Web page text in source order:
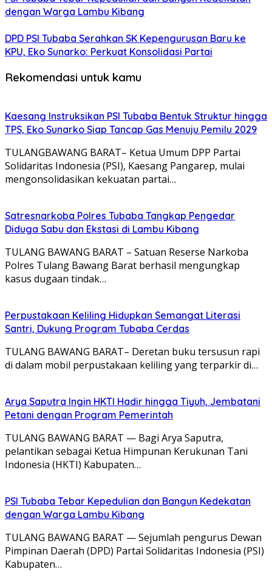
dengan Warga Lambu Kibang
DPD PSI Tubaba Serahkan SK Kepengurusan Baru ke
KPU, Eko Sunarko: Perkuat Konsolidasi Partai
Rekomendasi untuk kamu
Kaesang Instruksikan PSI Tubaba Bentuk Struktur hingga
TPS, Eko Sunarko Siap Tancap Gas Menuju Pemilu 2029
TULANGBAWANG BARAT– Ketua Umum DPP Partai
Solidaritas Indonesia (PSI), Kaesang Pangarep, mulai
mengonsolidasikan kekuatan partai…
Satresnarkoba Polres Tubaba Tangkap Pengedar
Diduga Sabu dan Ekstasi di Lambu Kibang
TULANG BAWANG BARAT – Satuan Reserse Narkoba
Polres Tulang Bawang Barat berhasil mengungkap
kasus dugaan tindak…
Perpustakaan Keliling Hidupkan Semangat Literasi
Santri, Dukung Program Tubaba Cerdas
TULANG BAWANG BARAT– Deretan buku tersusun rapi
di dalam mobil perpustakaan keliling yang terparkir di…
Arya Saputra Ingin HKTI Hadir hingga Tiyuh, Jembatani
Petani dengan Program Pemerintah
TULANG BAWANG BARAT — Bagi Arya Saputra,
pelantikan sebagai Ketua Himpunan Kerukunan Tani
Indonesia (HKTI) Kabupaten…
PSI Tubaba Tebar Kepedulian dan Bangun Kedekatan
dengan Warga Lambu Kibang
TULANG BAWANG BARAT — Sejumlah pengurus Dewan
Pimpinan Daerah (DPD) Partai Solidaritas Indonesia (PSI)
Kabupaten…